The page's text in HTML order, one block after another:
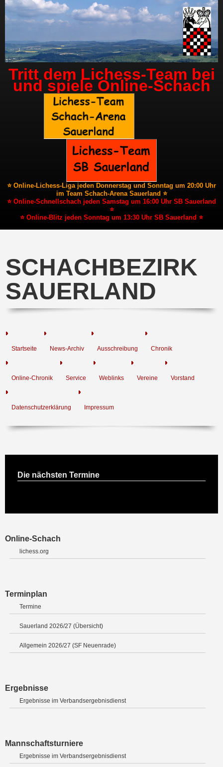
Tritt dem Lichess-Team bei
und spiele Online-Schach
⭐ Online-Lichess-Liga jeden Donnerstag und Sonntag um 20:00 Uhr
im Team Schach-Arena Sauerland ⭐
⭐ Online-Schnellschach jeden Samstag um 16:00 Uhr SB Sauerland
⭐
⭐ Online-Blitz jeden Sonntag um 13:30 Uhr SB Sauerland ⭐
SCHACHBEZIRK
SAUERLAND
Startseite News-Archiv Ausschreibung Chronik
Online-Chronik Service Weblinks Vereine Vorstand
Datenschutzerklärung Impressum
Die nächsten Termine
Online-Schach
lichess.org
Terminplan
Termine
Sauerland 2026/27 (Übersicht)
Allgemein 2026/27 (SF Neuenrade)
Ergebnisse
Ergebnisse im Verbandsergebnisdienst
Mannschaftsturniere
Ergebnisse im Verbandsergebnisdienst